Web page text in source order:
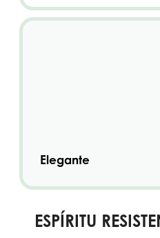
Elegante
ESPÍRITU